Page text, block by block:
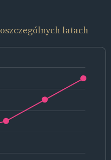
latach